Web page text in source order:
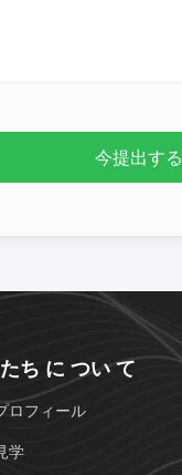
今提出する
ち に つい て
ロフィール
学